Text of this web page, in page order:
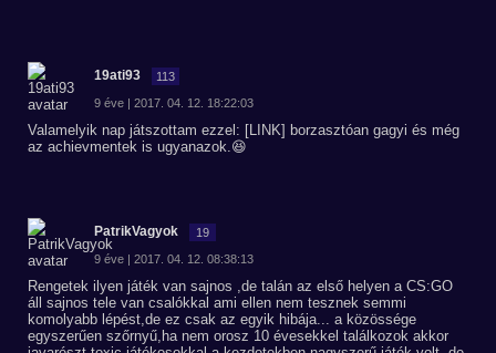
19ati93 113
9 éve | 2017. 04. 12. 18:22:03
Valamelyik nap játszottam ezzel: [LINK] borzasztóan gagyi és még
az achievmentek is ugyanazok.😆
PatrikVagyok 19
9 éve | 2017. 04. 12. 08:38:13
Rengetek ilyen játék van sajnos ,de talán az első helyen a CS:GO
áll sajnos tele van csalókkal ami ellen nem tesznek semmi
komolyabb lépést,de ez csak az egyik hibája... a közössége
egyszerűen szőrnyű,ha nem orosz 10 évesekkel találkozok akkor